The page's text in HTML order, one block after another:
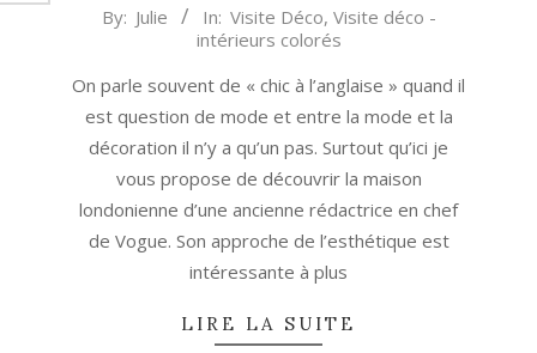
2024-
25
By: Julie In: Visite Déco, Visite déco -
intérieurs colorés
On parle souvent de « chic à l’anglaise » quand il
est question de mode et entre la mode et la
décoration il n’y a qu’un pas. Surtout qu’ici je
vous propose de découvrir la maison
londonienne d’une ancienne rédactrice en chef
de Vogue. Son approche de l’esthétique est
intéressante à plus
LIRE LA SUITE